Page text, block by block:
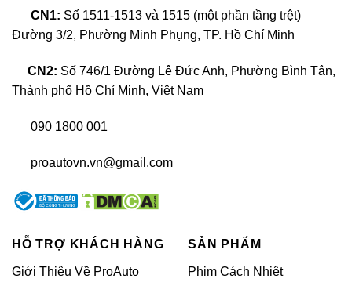
sang mà còn là một “tác phẩm nghệ thuật” với ngoại
hình sang trọng, nội thất rộng rãi cùng tiện ích vượt
Dịch vụ này mang đến cho khách hàng một trải
phòng khách hiện đại. Dù bạn là doanh nhân, người
Palisade độ limousine sẽ làm hài lòng bạn với độ
người bị say xe sẽ mệt mỏi hơn nhiều. Vậy khi độ
được sự mệt mỏi giúp người ngồi có cảm giác êm ái.
CN1: Số 1511-1513 và 1515 (một phần tầng trệt)
Đường 3/2, Phường Minh Phụng, TP. Hồ Chí Minh
CN2: Số 746/1 Đường Lê Đức Anh, Phường Bình Tân,
Thành phố Hồ Chí Minh, Việt Nam
090 1800 001
proautovn.vn@gmail.com
HỖ TRỢ KHÁCH HÀNG
Giới Thiệu Về ProAuto
SẢN PHẨM
Phim Cách Nhiệt